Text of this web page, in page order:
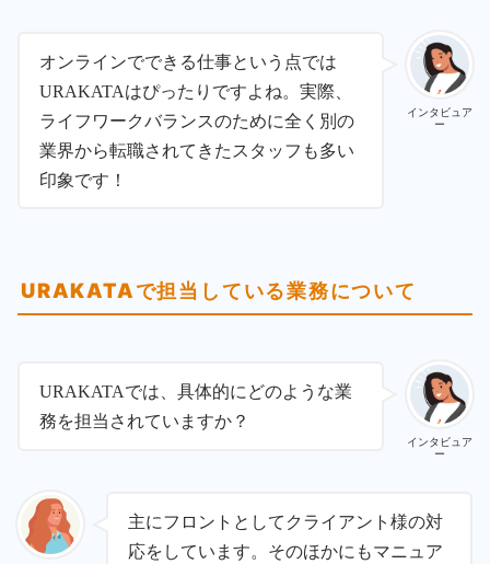
インタビュア
ー
オンラインでできる仕事という点では
URAKATAはぴったりですよね。実際、
ライフワークバランスのために全く別の
業界から転職されてきたスタッフも多い
印象です！
URAKATAで担当している業務について
インタビュア
ー
URAKATAでは、具体的にどのような業
務を担当されていますか？
主にフロントとしてクライアント様の対
応をしています。そのほかにもマニュア